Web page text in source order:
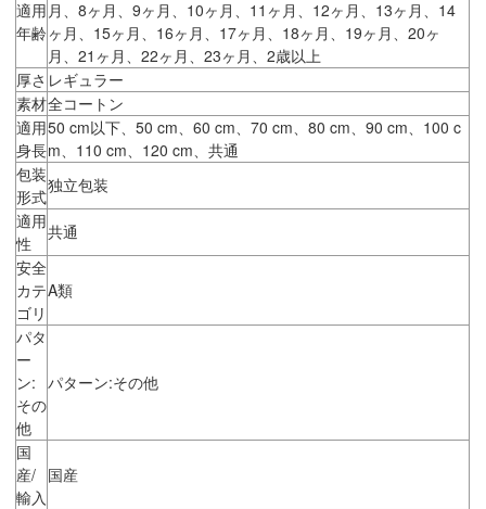
適用
年齢
月、8ヶ月、9ヶ月、10ヶ月、11ヶ月、12ヶ月、13ヶ月、14
ヶ月、15ヶ月、16ヶ月、17ヶ月、18ヶ月、19ヶ月、20ヶ
月、21ヶ月、22ヶ月、23ヶ月、2歳以上
厚さ レギュラー
素材全コートン
適用
身長
50 cm以下、50 cm、60 cm、70 cm、80 cm、90 cm、100 c
m、110 cm、120 cm、共通
包装
形式
独立包装
適用
性
共通
安全
カテ
ゴリ
A類
パタ
ー
ン:
その
他
パターン:その他
国
産/
輸入
国産